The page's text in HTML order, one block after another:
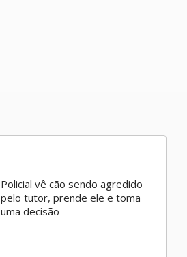
Policial vê cão sendo agredido
pelo tutor, prende ele e toma
uma decisão